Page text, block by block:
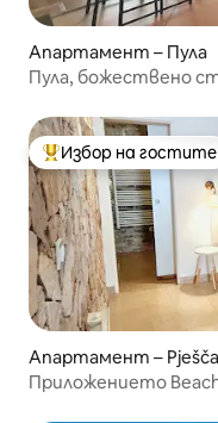
Апартамент – Пула
Пула, божествено
Най-популярен
Избор на гостите
Апартамент –
Приложението